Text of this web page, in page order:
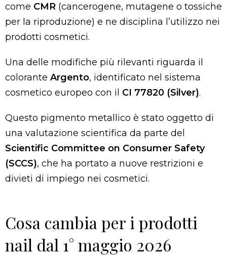
come CMR (cancerogene, mutagene o tossiche
per la riproduzione) e ne disciplina l’utilizzo nei
prodotti cosmetici.
Una delle modifiche più rilevanti riguarda il
colorante Argento, identificato nel sistema
cosmetico europeo con il CI 77820 (Silver).
Questo pigmento metallico è stato oggetto di
una valutazione scientifica da parte del
Scientific Committee on Consumer Safety
(SCCS), che ha portato a nuove restrizioni e
divieti di impiego nei cosmetici.
Cosa cambia per i prodotti
nail dal 1° maggio 2026